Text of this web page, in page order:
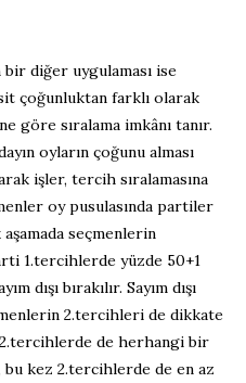
diğer uygulaması ise
çoğunluktan farklı olarak
göre sıralama imkânı tanır.
oyların çoğunu alması
işler, tercih sıralamasına
oy pusulasında partiler
seçmenlerin
1.tercihlerde yüzde 50+1
dışı bırakılır. Sayım dışı
2.tercihleri de dikkate
2.tercihlerde de herhangi bir
bu kez 2.tercihlerde de en az